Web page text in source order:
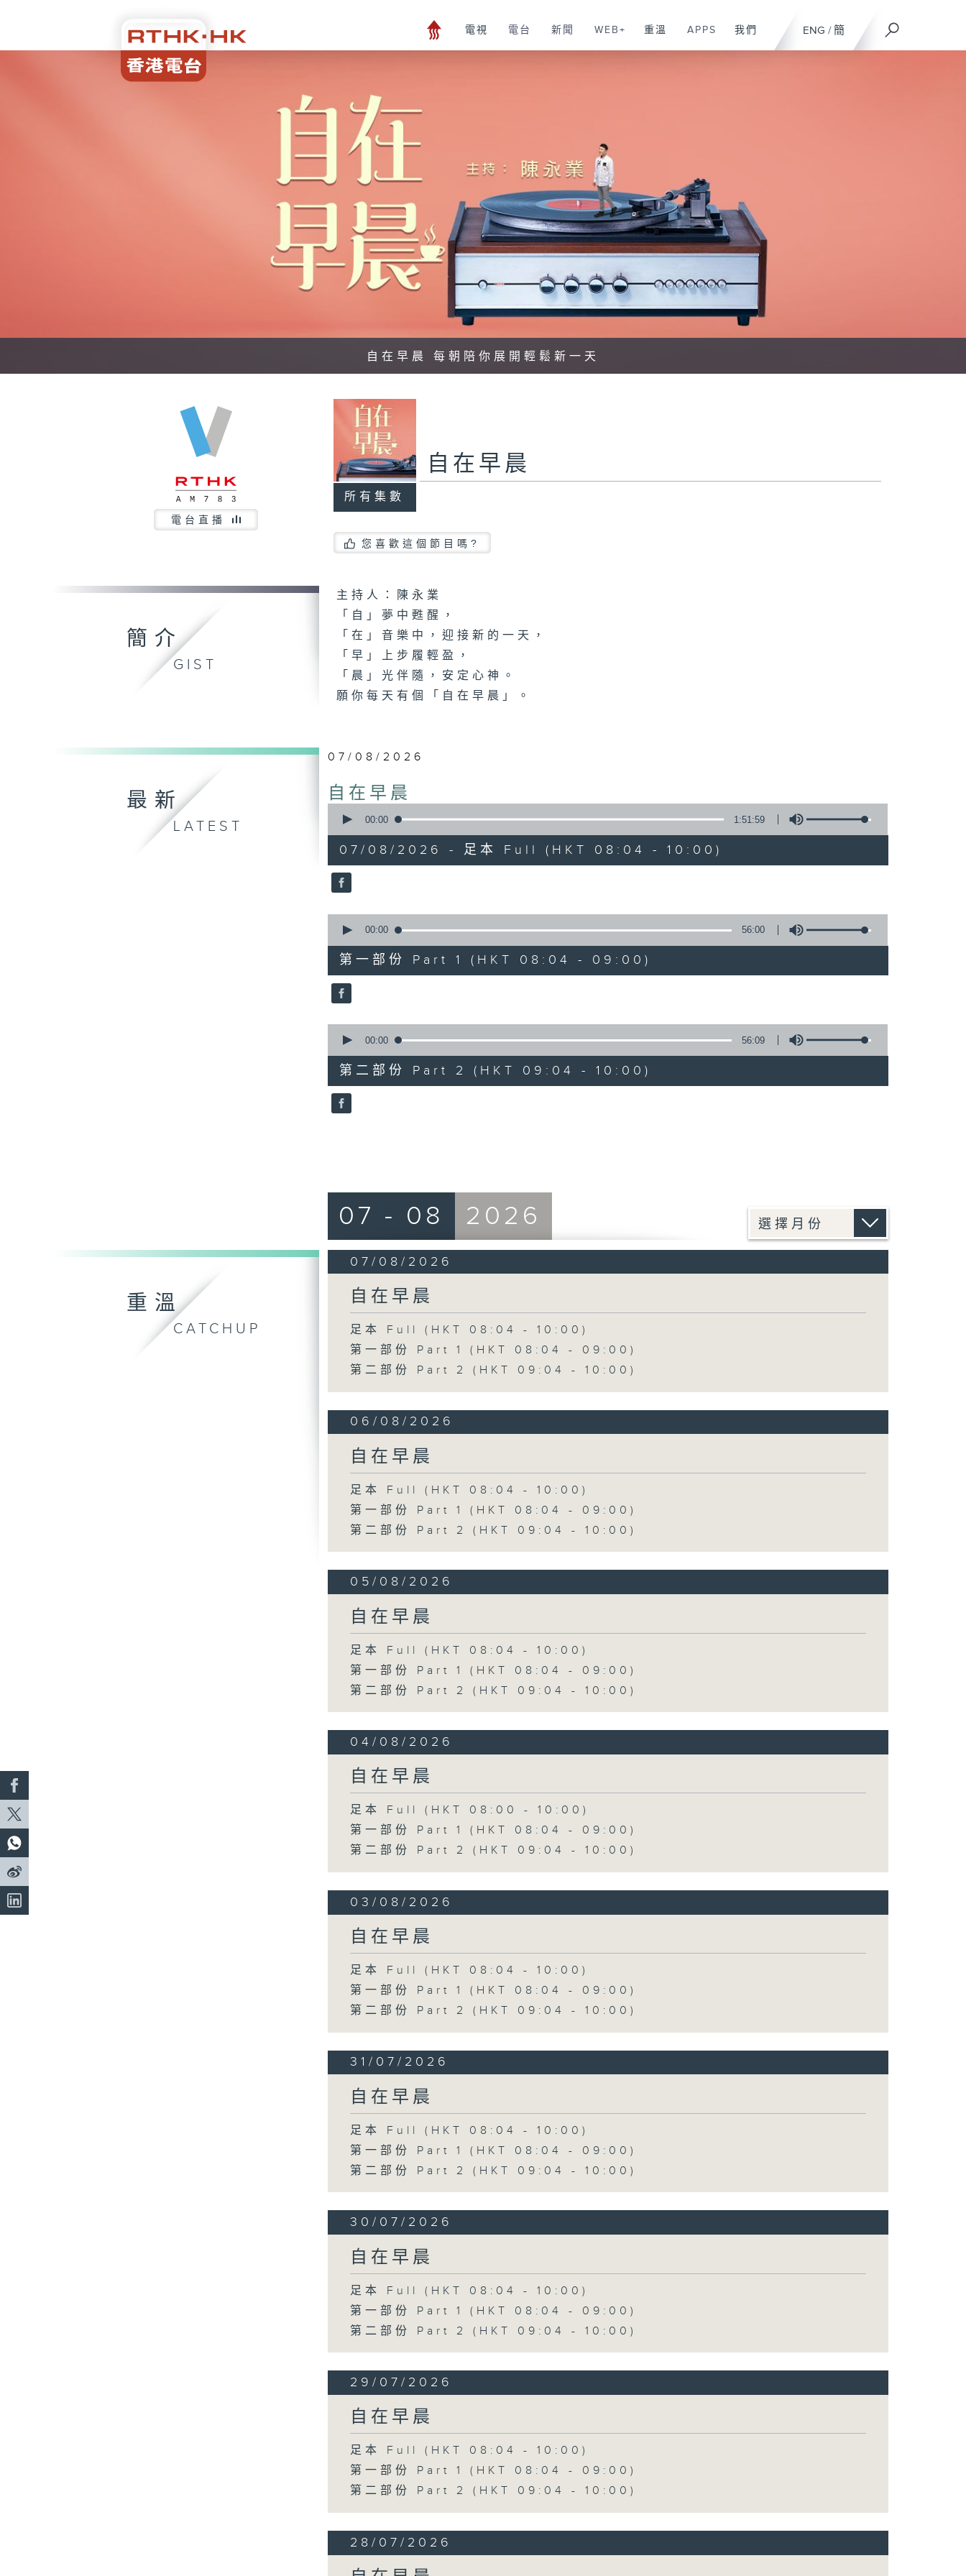
ENG / 簡
電視 電台 新聞 WEB+ 重溫 APPS 我們
自在早晨 每朝陪你展開輕鬆新一天
電台直播
所有集數
自在早晨
您喜歡這個節目嗎?
簡介
GIST
主持人：陳永業
「自」夢中甦醒，
「在」音樂中，迎接新的一天，
「早」上步履輕盈，
「晨」光伴隨，安定心神。
願你每天有個「自在早晨」。
最新
LATEST
07/08/2026
自在早晨
seconds
hour,
51
minutes,
59
90%
00:00 1:51:59
07/08/2026 - 足本 Full (HKT 08:04 - 10:00)
seconds
56
minutes,
0
seconds
90%
00:00 56:00
第一部份 Part 1 (HKT 08:04 - 09:00)
seconds
56
minutes,
9
seconds
90%
00:00 56:09
第二部份 Part 2 (HKT 09:04 - 10:00)
重溫
CATCHUP
07 - 08 2026
07/08/2026
自在早晨
足本 Full (HKT 08:04 - 10:00)
第一部份 Part 1 (HKT 08:04 - 09:00)
第二部份 Part 2 (HKT 09:04 - 10:00)
06/08/2026
自在早晨
足本 Full (HKT 08:04 - 10:00)
第一部份 Part 1 (HKT 08:04 - 09:00)
第二部份 Part 2 (HKT 09:04 - 10:00)
05/08/2026
自在早晨
足本 Full (HKT 08:04 - 10:00)
第一部份 Part 1 (HKT 08:04 - 09:00)
第二部份 Part 2 (HKT 09:04 - 10:00)
04/08/2026
自在早晨
足本 Full (HKT 08:00 - 10:00)
第一部份 Part 1 (HKT 08:04 - 09:00)
第二部份 Part 2 (HKT 09:04 - 10:00)
03/08/2026
自在早晨
足本 Full (HKT 08:04 - 10:00)
第一部份 Part 1 (HKT 08:04 - 09:00)
第二部份 Part 2 (HKT 09:04 - 10:00)
31/07/2026
自在早晨
足本 Full (HKT 08:04 - 10:00)
第一部份 Part 1 (HKT 08:04 - 09:00)
第二部份 Part 2 (HKT 09:04 - 10:00)
30/07/2026
自在早晨
足本 Full (HKT 08:04 - 10:00)
第一部份 Part 1 (HKT 08:04 - 09:00)
第二部份 Part 2 (HKT 09:04 - 10:00)
29/07/2026
自在早晨
足本 Full (HKT 08:04 - 10:00)
第一部份 Part 1 (HKT 08:04 - 09:00)
第二部份 Part 2 (HKT 09:04 - 10:00)
28/07/2026